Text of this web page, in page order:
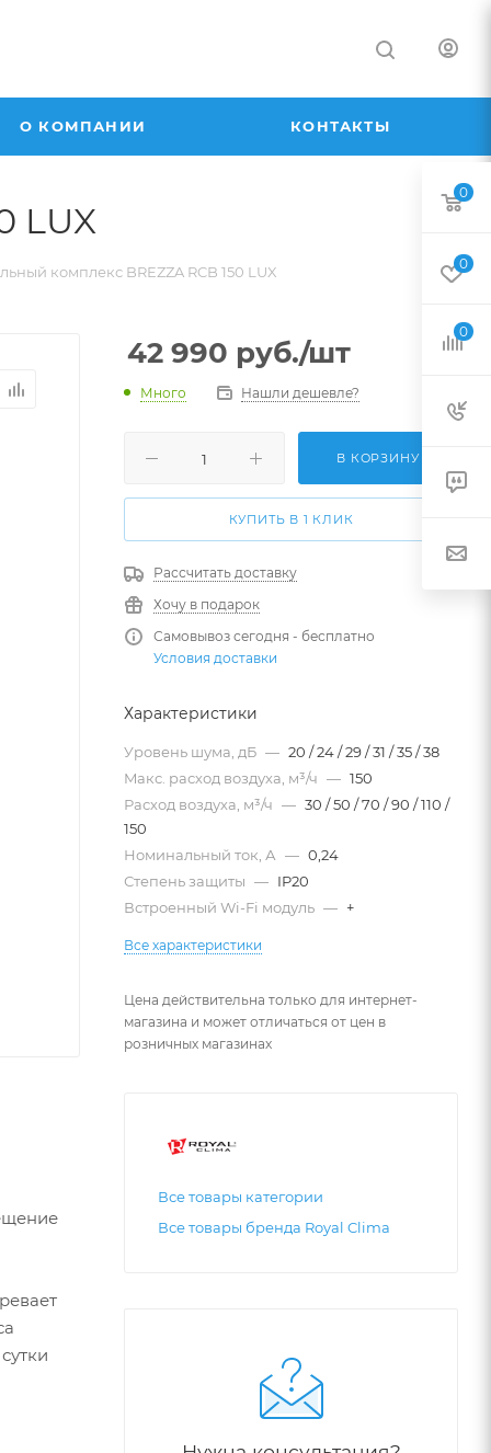
О КОМПАНИИ КОНТАКТЫ
LUX
комплекс BREZZA RCB 150 LUX
42 990 руб./шт
Много Нашли дешевле?
В КОРЗИНУ
КУПИТЬ В 1 КЛИК
Рассчитать доставку
Хочу в подарок
Самовывоз сегодня - бесплатно
Условия доставки
Характеристики
Уровень шума, дБ — 20 / 24 / 29 / 31 / 35 / 38
Maкс. расход воздуха, м³/ч — 150
Расход воздуха, м³/ч — 30 / 50 / 70 / 90 / 110 /
150
Номинальный ток, А — 0,24
Степень защиты — IP20
Встроенный Wi-Fi модуль — +
Все характеристики
Цена действительна только для интернет-
магазина и может отличаться от цен в
розничных магазинах
Все товары категории
Все товары бренда Royal Clima
0
0
0